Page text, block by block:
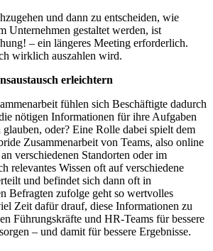
und dann zu entscheiden, wie
Unternehmen gestaltet werden, ist
– ein längeres Meeting erforderlich.
wirklich auszahlen wird.
erleichtern
fühlen sich Beschäftigte dadurch
nötigen Informationen für ihre Aufgaben
oder? Eine Rolle dabei spielt dem
Zusammenarbeit von Teams, also online
verschiedenen Standorten oder im
relevantes Wissen oft auf verschiedene
und befindet sich dann oft in
Befragten zufolge geht so wertvolles
Zeit dafür drauf, diese Informationen zu
Führungskräfte und HR-Teams für bessere
– und damit für bessere Ergebnisse.